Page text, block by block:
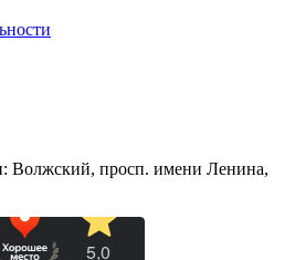
Волжский, просп. имени Ленина,